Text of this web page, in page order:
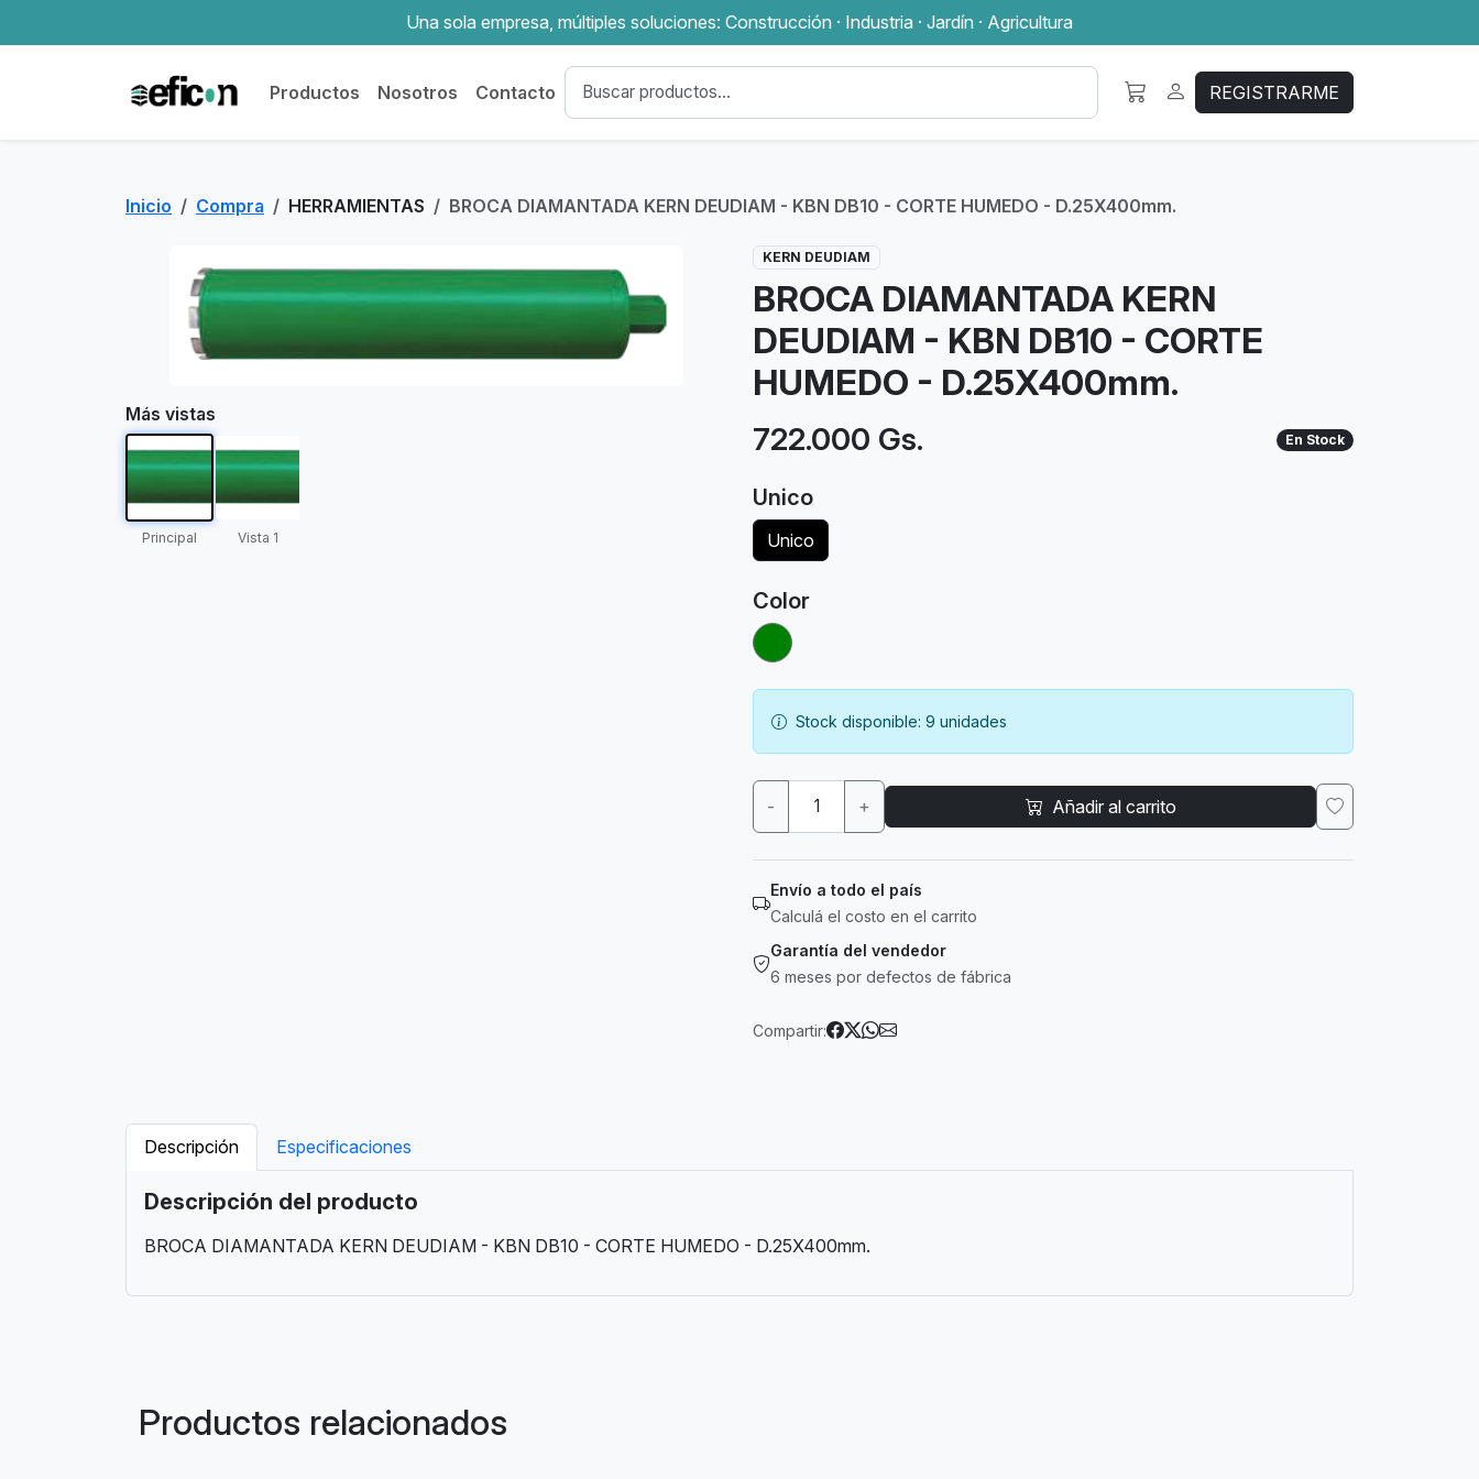
Una sola empresa, múltiples soluciones: Construcción · Industria · Jardín · Agricultura
Productos Nosotros Contacto REGISTRARME
Inicio Compra HERRAMIENTAS BROCA DIAMANTADA KERN DEUDIAM - KBN DB10 - CORTE HUMEDO - D.25X400mm.
Más vistas
Principal Vista 1
KERN DEUDIAM
BROCA DIAMANTADA KERN
DEUDIAM - KBN DB10 - CORTE
HUMEDO - D.25X400mm.
722.000 Gs. En Stock
Unico
Unico
Color
Stock disponible: 9 unidades
- + Añadir al carrito
Envío a todo el país
Calculá el costo en el carrito
Garantía del vendedor
6 meses por defectos de fábrica
Compartir:
Descripción Especificaciones
Descripción del producto
BROCA DIAMANTADA KERN DEUDIAM - KBN DB10 - CORTE HUMEDO - D.25X400mm.
Productos relacionados